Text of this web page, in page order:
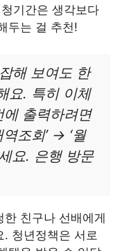
기간은 생각보다
두는 걸 추천!
해 보여도 한
요. 특히 이체
출력하려면
조회’ → ‘월
요. 은행 방문
친구나 선배에게
청년정책은 서로